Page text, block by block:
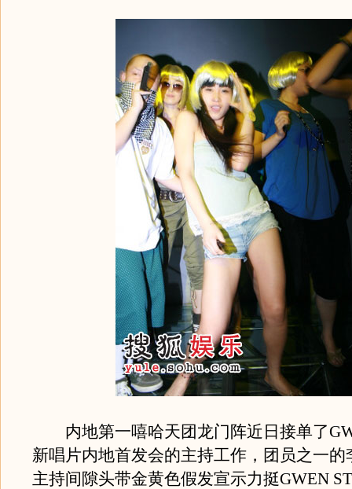
内地第一嘻哈天团龙门阵近日接单了
新唱片内地首发会的主持工作，团员之一的
主持间隙头带金黄色假发宣示力挺GWEN